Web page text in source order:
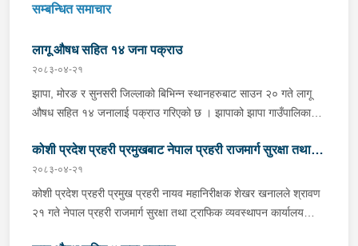
सम्बन्धित समाचार
लागू औषध सहित १४ जना पक्राउ
२०८३-०४-२१
झापा, मोरङ र सुनसरी जिल्लाको बिभिन्न स्थानहरुबाट साउन २० गते लागू
औषध सहित १४ जनालाई पक्राउ गरिएको छ । झापाको झापा गाउँपालिका–१
हाल शिवसताक्षी नगरपालिका–९ दुधे बस्ने ३० वर्षीय बिराज भुजेललाई १ ग्राम
६७ मिलिग्राम ब्राउन सुगर सहित, इलाका प्रहरी कार्यालय काँकरभिट्टा र
लागू औषध नियन्त्रण ब्यूरो काँकरभिट्टाको संयुक्त टोलीले इलामको सूर्योदय
नगरपालिका–४ का २६ वर्षीय सलमान थापालाई २ ग्राम ४९० मिलिग्राम
कोशी प्रदेश प्रहरी प्रमुखबाट नेपाल प्रहरी राजमार्ग सुरक्षा तथा
ट्राफिक व्यवस्थापन कार्यालय इटहरीको निरीक्षण
२०८३-०४-२१
कोशी प्रदेश प्रहरी प्रमुख प्रहरी नायव महानिरीक्षक शेखर खनालले श्रावण
२१ गते नेपाल प्रहरी राजमार्ग सुरक्षा तथा ट्राफिक व्यवस्थापन कार्यालय